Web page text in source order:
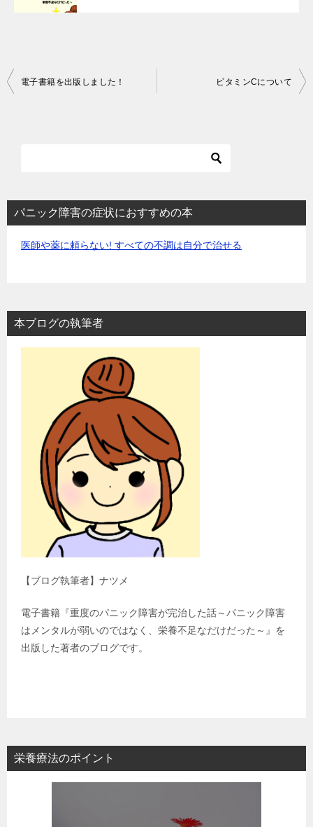
投
シ
電子書籍を出版しました！ ビタミンCについて
パニック障害の症状におすすめの本
医師や薬に頼らない! すべての不調は自分で治せる
本ブログの執筆者
【ブログ執筆者】ナツメ
電子書籍『重度のパニック障害が完治した話～パニック障害
はメンタルが弱いのではなく、栄養不足なだけだった～』を
出版した著者のブログです。
栄養療法のポイント